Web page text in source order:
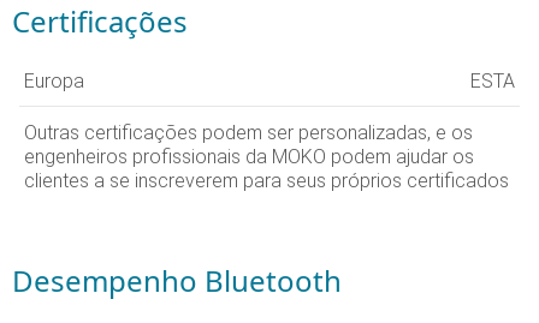
Certificações
Europa ESTA
Outras certificações podem ser personalizadas, e os
engenheiros profissionais da MOKO podem ajudar os
clientes a se inscreverem para seus próprios certificados
Desempenho Bluetooth